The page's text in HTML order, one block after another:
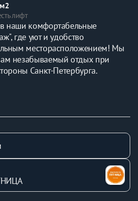
лифт
наши комфортабельные
где уют и удобство
месторасположением! Мы
незабываемый отдых при
Санкт-Петербурга.
от железнодорожного вокзала,
остановок
обеспечивает легкий
и